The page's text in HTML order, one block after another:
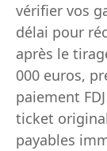
vérifier vos
délai pour
après le
000 euros,
paiement
ticket
payables